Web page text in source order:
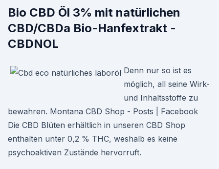
Bio CBD Öl 3% mit natürlichen
CBD/CBDa Bio-Hanfextrakt -
CBDNOL
Denn nur so ist es
möglich, all seine Wirk-
und Inhaltsstoffe zu
bewahren. Montana CBD Shop - Posts | Facebook
Die CBD Blüten erhältlich in unseren CBD Shop
enthalten unter 0,2 % THC, weshalb es keine
psychoaktiven Zustände hervorruft.